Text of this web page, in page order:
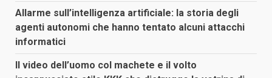
Allarme sull’intelligenza artificiale: la storia degli
agenti autonomi che hanno tentato alcuni attacchi
informatici
Il video dell’uomo col machete e il volto